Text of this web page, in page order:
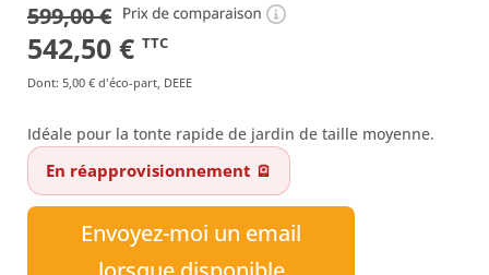
599,00€
Le
prix
était :
599,00 €.
542,50 €Le
prix
est :
542,50 €.
TTC
Dont: 5,00 € d'éco-part, DEEE
Idéale pour la tonte rapide de jardin de taille moyenne.
En réapprovisionnement 🪫
Envoyez-moi un email